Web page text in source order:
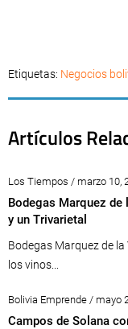
Etiquetas: Negocios
Artículos
Los Tiempos / marzo 10,
Bodegas Marquez
y un Trivarietal
Bodegas Marquez de
los vinos...
Bolivia Emprende / mayo
Campos de Solana